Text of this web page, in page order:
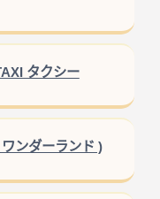
タクシー
ンダーランド )